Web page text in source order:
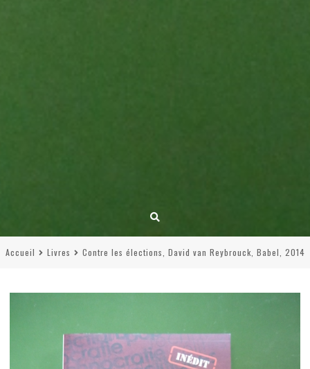
Accueil Livres Contre les élections, David van Reybrouck, Babel, 2014